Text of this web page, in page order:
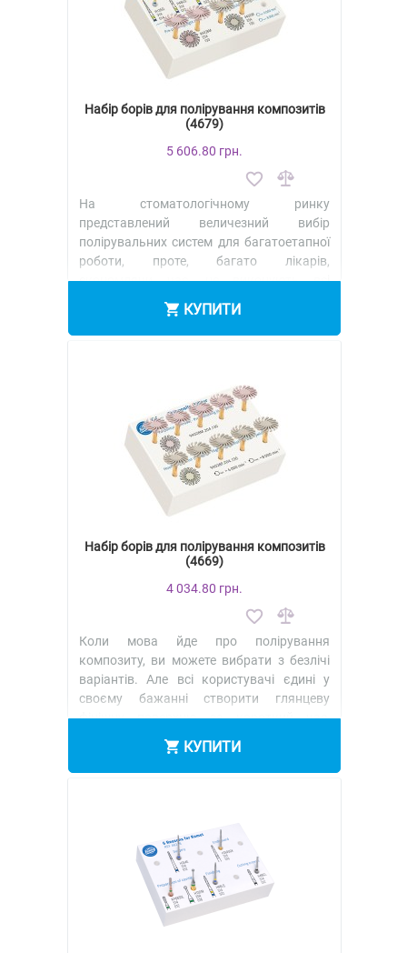
Набір борів для полірування композитів
(4679)
5 606.80 грн.
На стоматологічному ринку
представлений величезний вибір
полірувальних систем для багатоетапної
роботи, проте, багато лікарів,
економлячи час, не виконують всі
необхідні етапи полі..
КУПИТИ
Набір борів для полірування композитів
(4669)
4 034.80 грн.
Коли мова йде про полірування
композиту, ви можете вибрати з безлічі
варіантів. Але всі користувачі єдині у
своєму бажанні створити глянцеву
фінішну поверхню за короткий час,
КУПИТИ